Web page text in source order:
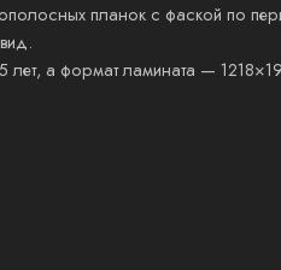
планок с фаской по
лет, а формат ламината —